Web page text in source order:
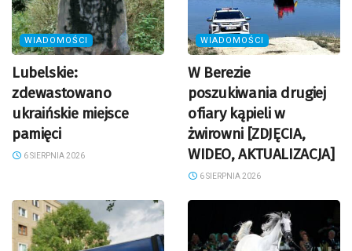
WIADOMOŚCI
Lubelskie:
zdewastowano
ukraińskie miejsce
pamięci
6 SIERPNIA 2026
WIADOMOŚCI
W Berezie
poszukiwania drugiej
ofiary kąpieli w
żwirowni [ZDJĘCIA,
WIDEO, AKTUALIZACJA]
6 SIERPNIA 2026